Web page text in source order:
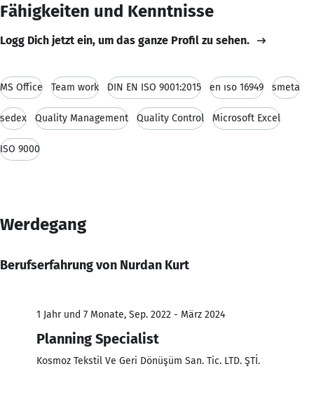
Fähigkeiten und Kenntnisse
Logg Dich jetzt ein, um das ganze Profil zu sehen.
MS Office Team work DIN EN ISO 9001:2015 en ıso 16949 smeta
sedex Quality Management Quality Control Microsoft Excel
ISO 9000
Werdegang
Berufserfahrung von Nurdan Kurt
1 Jahr und 7 Monate, Sep. 2022 - März 2024
Planning Specialist
Kosmoz Tekstil Ve Geri Dönüşüm San. Tic. LTD. ŞTİ.